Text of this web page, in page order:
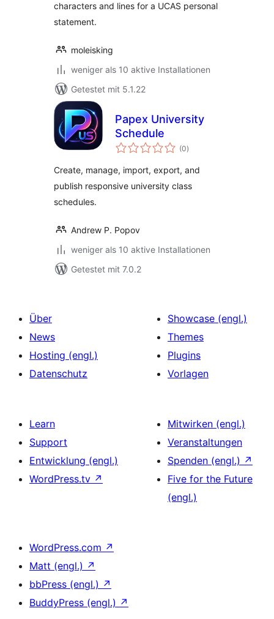
characters and lines for a UCAS personal
statement.
moleisking
weniger als 10 aktive Installationen
Getestet mit 5.1.22
Papex University
Schedule
(0Bewertungen
insgesamt
)
Create, manage, import, export, and
publish responsive university class
schedules.
Andrew P. Popov
weniger als 10 aktive Installationen
Getestet mit 7.0.2
Über
News
Hosting (engl.)
Datenschutz
Showcase (engl.)
Themes
Plugins
Vorlagen
Learn
Support
Entwicklung (engl.)
WordPress.tv ↗
Mitwirken (engl.)
Veranstaltungen
Spenden (engl.) ↗
Five for the Future
(engl.)
WordPress.com ↗
Matt (engl.) ↗
bbPress (engl.) ↗
BuddyPress (engl.) ↗